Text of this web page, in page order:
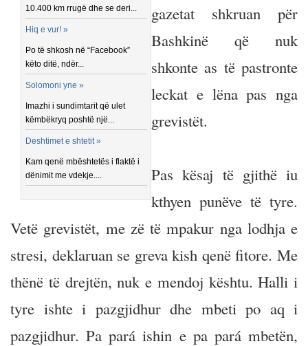
10.400 km rrugë dhe se deri...
Hiq e vur! »
Po të shkosh në “Facebook”
këto ditë, ndër...
Solomoni yne »
Imazhi i sundimtarit që ulet
këmbëkryq poshtë një...
Deshtimet e shtetit »
Kam qenë mbështetës i flaktë i
dënimit me vdekje....
gazetat shkruan për
Bashkinë që nuk
shkonte as të pastronte
leckat e lëna pas nga
grevistët.
Pas kësaj të gjithë iu
kthyen punëve të tyre.
Vetë grevistët, me zë të mpakur nga lodhja e
stresi, deklaruan se greva kish qenë fitore. Me
thënë të drejtën, nuk e mendoj kështu. Halli i
tyre ishte i pazgjidhur dhe mbeti po aq i
pazgjidhur. Pa pará ishin e pa pará mbetën,